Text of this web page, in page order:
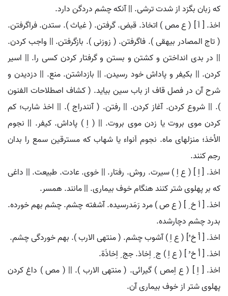
که زبان بگزد از شدت ترشی. || آنکه چشم دردگن دارد.
اخذ. [ اَ ] ( ع مص ) اتخاذ. قبض. گرفتن. ( غیاث ). ستدن. فراگرفتن.
( تاج المصادر بیهقی ). فاگرفتن. ( زوزنی ). بازگرفتن. || واجب کردن.
|| در بدی انداختن و کشتن و بستن و گرفتار کردن کسی را. || اسیر
کردن. || بکیفر و پاداش خود رسیدن. || بازداشتن. منع. || دزدیدن و
شرح آن در فصل قاف از باب سین بیاید. ( کشاف اصطلاحات الفنون
). || شروع کردن. آغاز کردن. || رفتن. ( آنندراج ). || اخذ شارب؛ کم
کردن موی بروت یا زدن موی بروت. || ( اِ ) پاداش. کیفر. || نجوم
الأخذ؛ منزلهای ماه. نجوم اَنواء یا شهاب که مسترقین سمع را بدان
رجم کنند.
اخذ. [ اِ ] ( ع اِ ) سیرت. روش. رفتار. || خوی. عادت. طبیعت. || داغی
که بر پهلوی شتر کنند هنگام خوف بیماری. || مانند. همسر.
اخذ. [ اَ خ ِ ] ( ع ص ) مرد رَمَدرسیده. آشفته چشم. چشم بهم خورده.
بدرد چشم دچارشده.
اخذ. [ اُ خ ُ] ( ع اِ ) آشوب چشم. ( منتهی الارب ). بهم خوردگی چشم.
اخذ. [ اُ خ ُ ] ( ع اِ ) ج ِ اِخاذ. جج ِ اِخاذَة.
اخذ. [ اِ ] ( ع اِمص ) گیرائی. ( منتهی الارب ). || ( مص ) داغ کردن
پهلوی شتر از خوف بیماری آن.